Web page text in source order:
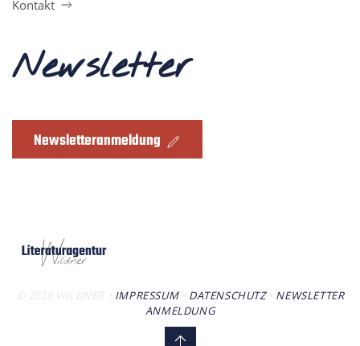
Kontakt
Newsletter
Newsletteranmeldung
2026 WILDNER • IMPRESSUM• DATENSCHUTZ• NEWSLETTER
ANMELDUNG